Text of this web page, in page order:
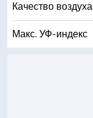
Качество воздуха
Макс. УФ-индекс